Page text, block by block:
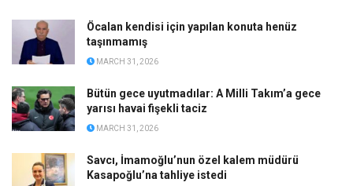
Öcalan kendisi için yapılan konuta henüz
taşınmamış
MARCH 31, 2026
Bütün gece uyutmadılar: A Milli Takım’a gece
yarısı havai fişekli taciz
MARCH 31, 2026
Savcı, İmamoğlu’nun özel kalem müdürü
Kasapoğlu’na tahliye istedi